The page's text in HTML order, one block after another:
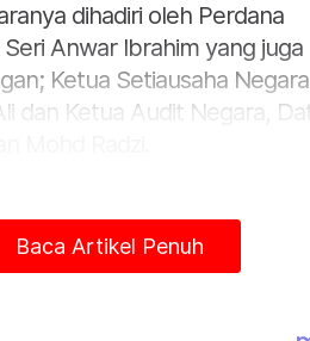
dihadiri oleh Perdana
Anwar Ibrahim yang juga
Ketua Setiausaha
dan Ketua Audit Negara,
150 individu daripada
agensi serta pihak pemain
Dewan Usahawan Industri
Baca Artikel Penuh